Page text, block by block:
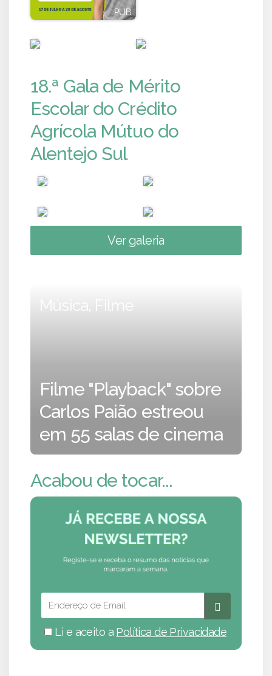
PUB
18.ª Gala de Mérito
Escolar do Crédito
Agrícola Mútuo do
Alentejo Sul
Ver galeria
Música, Filme
Filme "Playback" sobre
Carlos Paião estreou
em 55 salas de cinema
Acabou de tocar...
Li e aceito a Política de Privacidade